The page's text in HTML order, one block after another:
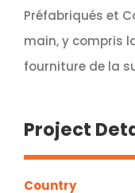
Préfabriqués et
main, y compris
fourniture de la
Project
Country